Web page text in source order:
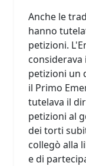
Anche le
hanno
petizioni.
petizioni un
il Primo
tutelava il
petizioni al
dei torti
collegò alla
e di